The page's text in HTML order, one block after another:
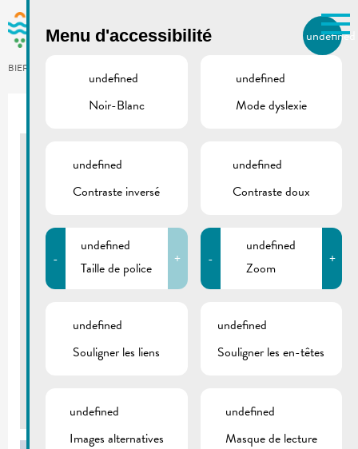
Skip to main content
BIERGER.REMICH.LU
Course de bateaux dragons
02/06/2024
2e édition du Dragon Boat Luxembourg Festival,
organisée par l'Institut Culturel Chinois du
Luxembourg et l'Agence Euro-Asie sous le patronage
Schengen et Perl, ainsi que de l'Institut Confucius.
©Mr. ZHANG Min 张敏
Menu d'accessibilité undefined
undefined
Noir-Blanc
undefined
Mode dyslexie
undefined
Contraste inversé
undefined
Contraste doux
-
undefined
Taille de police
+ -
undefined
Zoom
+
undefined
Souligner les liens
undefined
Souligner les en-têtes
undefined
Images alternatives
undefined
Masque de lecture